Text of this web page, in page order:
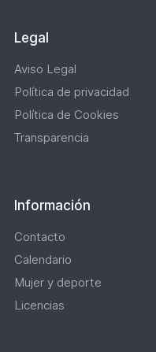
Legal
Aviso Legal
Política de privacidad
Política de Cookies
Transparencia
Información
Contacto
Calendario
Mujer y deporte
Licencias